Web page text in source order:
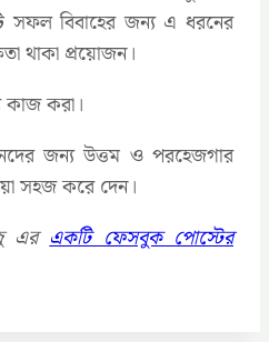
সফল বিবাহের জন্য এ ধরনের
থাকা প্রয়োজন।
করা।
জন্য উত্তম ও পরহেজগার
সহজ করে দেন।
এরএকটি ফেসবুক পোস্টের